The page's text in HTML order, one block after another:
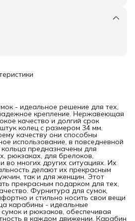
- идеальное решение для тех,
крепление. Нержавеющая
качество и долгий срок
колец с размером 34 мм.
качеству они способны
использование, в повседневной
предназначены для
рюкзаках, для брелоков,
во многих других ситуациях. Их
делают их прекрасным
так и для женщин. Этот
прекрасным подарком для тех,
Фурнитура для сумок,
и стильно носить свои вещи
карабины - идеальные
и рюкзаков, обеспечивая
в каждом движении. Карабин